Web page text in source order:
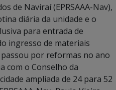
de Naviraí (EPRSAAA-Nav),
diária da unidade e o
para entrada de
ingresso de materiais
por reformas no ano
com o Conselho da
ampliada de 24 para 52